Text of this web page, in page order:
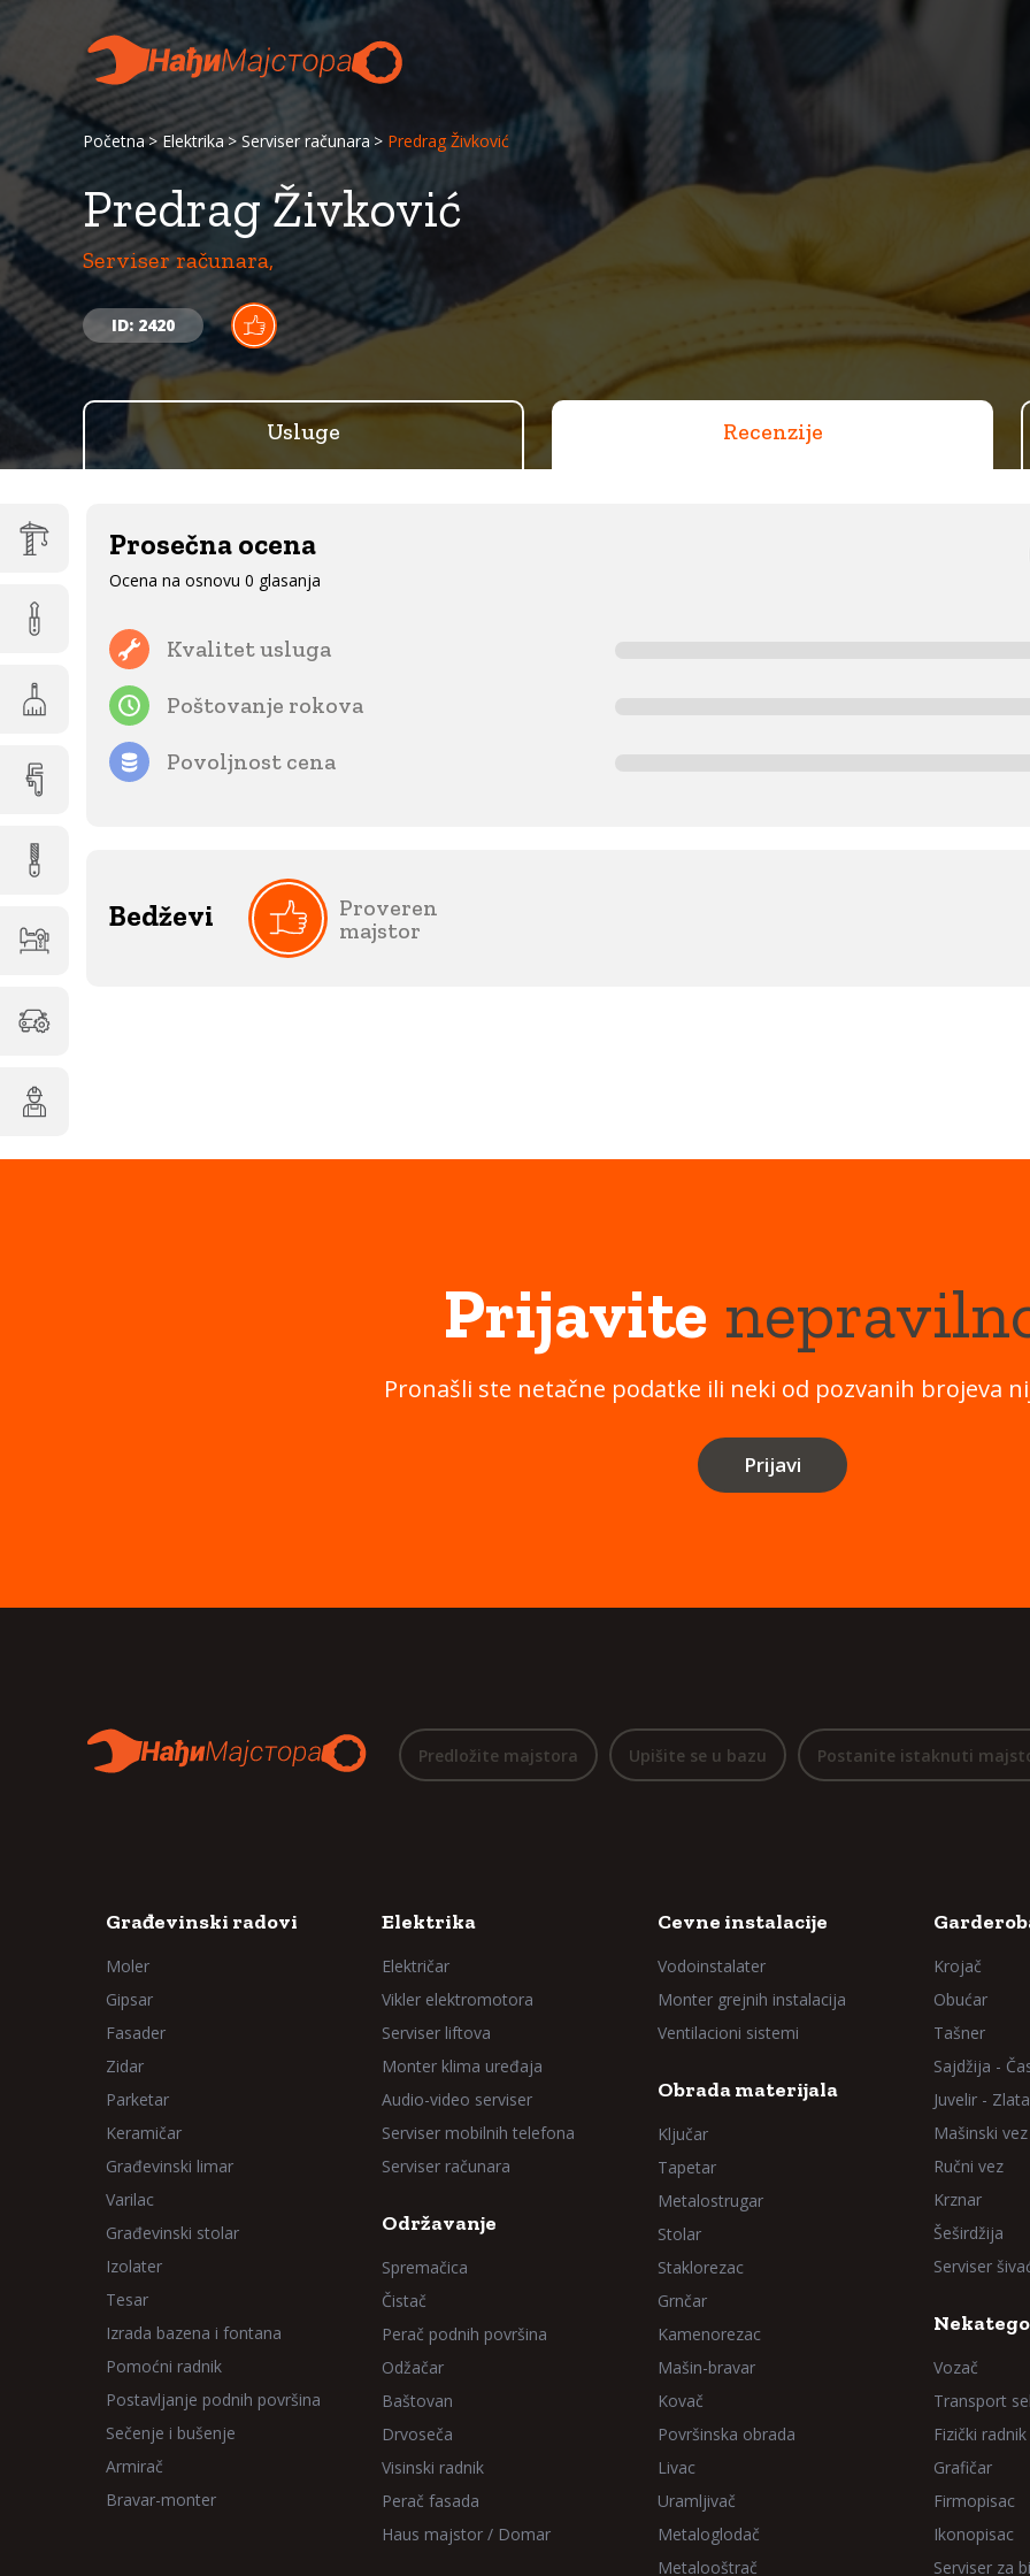
Početna Elektrika Serviser računara Predrag Živković
Predrag Živković
Serviser računara,
ID: 2420
Usluge Recenzije
Prosečna ocena
Ocena na osnovu 0 glasanja
Kvalitet usluga
Poštovanje rokova
Povoljnost cena
Bedževi
Proveren
majstor
Prijavite
Pronašli ste netačne podatke ili neki od pozvanih brojeva
Prijavi
Predložite majstora Upišite se u bazu Postanite istaknuti
Građevinski radovi
Moler
Gipsar
Fasader
Zidar
Parketar
Keramičar
Građevinski limar
Varilac
Građevinski stolar
Izolater
Tesar
Izrada bazena i fontana
Pomoćni radnik
Postavljanje podnih površina
Sečenje i bušenje
Armirač
Bravar-monter
Elektrika
Električar
Vikler elektromotora
Serviser liftova
Monter klima uređaja
Audio-video serviser
Serviser mobilnih telefona
Serviser računara
Održavanje
Spremačica
Čistač
Perač podnih površina
Odžačar
Baštovan
Drvoseča
Visinski radnik
Perač fasada
Haus majstor / Domar
Cevne instalacije
Vodoinstalater
Monter grejnih instalacija
Ventilacioni sistemi
Obrada materijala
Ključar
Tapetar
Metalostrugar
Stolar
Staklorezac
Grnčar
Kamenorezac
Mašin-bravar
Kovač
Površinska obrada
Livac
Uramljivač
Metaloglodač
Metalooštrač
Krojač
Obućar
Tašner
Sajdžija -
Juvelir -
Mašinski vez
Ručni vez
Krznar
Šeširdžija
Serviser
Vozač
Transport
Fizički radnik
Grafičar
Firmopisac
Ikonopisac
Serviser za